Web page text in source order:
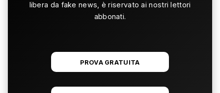
libera da fake news, è riservato ai nostri lettori
abbonati.
PROVA GRATUITA